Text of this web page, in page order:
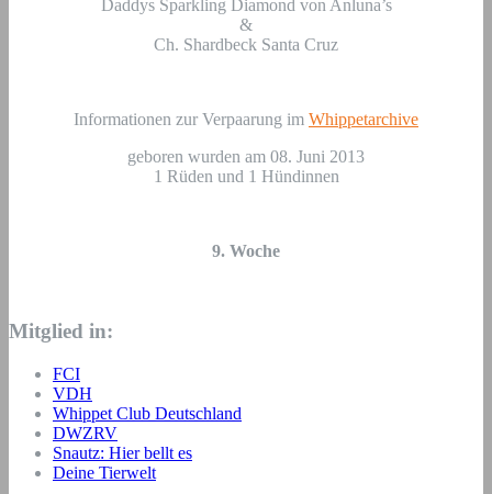
Daddys Sparkling Diamond von Anluna’s
&
Ch. Shardbeck Santa Cruz
Informationen zur Verpaarung im Whippetarchive
geboren wurden am 08. Juni 2013
1 Rüden und 1 Hündinnen
9. Woche
Mitglied in:
FCI
VDH
Whippet Club Deutschland
DWZRV
Snautz: Hier bellt es
Deine Tierwelt